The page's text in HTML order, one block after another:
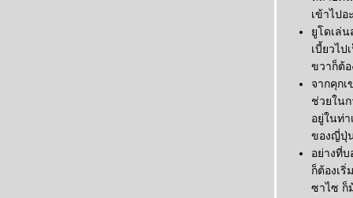
เข้าไป
โดเล่น
เบี้ยวไป
ขวาก็ต้
จากคุก
ช่วยใน
อยู่ในท่
ของญี่ปุ่
อย่างที่
ก็ต้องเ
ซาไซ ก็